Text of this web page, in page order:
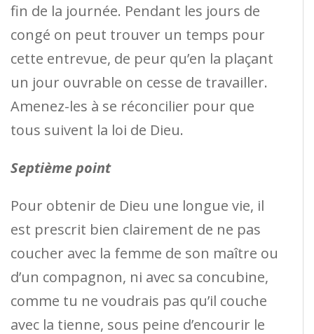
fin de la journée. Pendant les jours de
congé on peut trouver un temps pour
cette entrevue, de peur qu’en la plaçant
un jour ouvrable on cesse de travailler.
Amenez-les à se réconcilier pour que
tous suivent la loi de Dieu.
Septième point
Pour obtenir de Dieu une longue vie, il
est prescrit bien clairement de ne pas
coucher avec la femme de son maître ou
d’un compagnon, ni avec sa concubine,
comme tu ne voudrais pas qu’il couche
avec la tienne, sous peine d’encourir le